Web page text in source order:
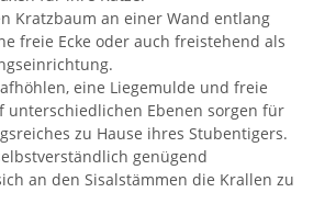
Kratzbaum an einer Wand entlang
freie Ecke oder auch freistehend als
eine Liegemulde und freie
unterschiedlichen Ebenen sorgen für
zu Hause ihres Stubentigers.
genügend
an den Sisalstämmen die Krallen zu